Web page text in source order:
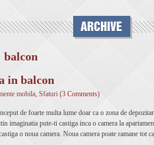
balcon
in balcon
mobila, Sfaturi (3 Comments)
de foarte multa lume doar ca o zona de
imaginatia pute-ti castiga inca o camera la
o noua camera. Noua camera poate ramane tot